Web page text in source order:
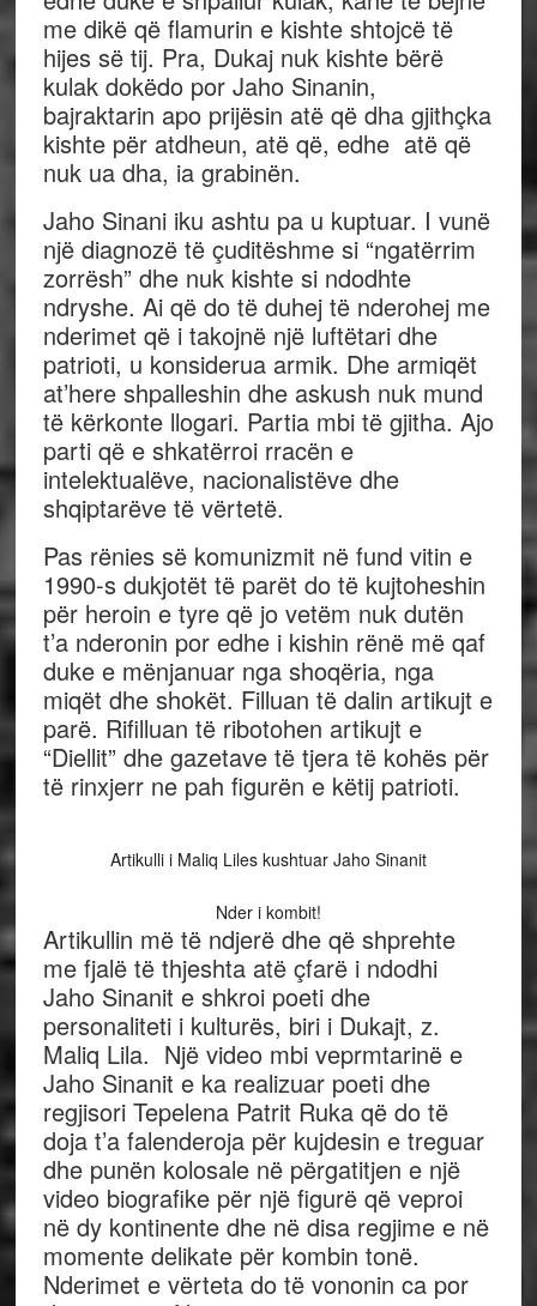
me dikë që flamurin e kishte shtojcë të
hijes së tij. Pra, Dukaj nuk kishte bërë
kulak dokëdo por Jaho Sinanin,
bajraktarin apo prijësin atë që dha gjithçka
kishte për atdheun, atë që, edhe atë që
nuk ua dha, ia grabinën.
Jaho Sinani iku ashtu pa u kuptuar. I vunë
një diagnozë të çuditëshme si “ngatërrim
zorrësh” dhe nuk kishte si ndodhte
ndryshe. Ai që do të duhej të nderohej me
nderimet që i takojnë një luftëtari dhe
patrioti, u konsiderua armik. Dhe armiqët
at’here shpalleshin dhe askush nuk mund
të kërkonte llogari. Partia mbi të gjitha. Ajo
parti që e shkatërroi rracën e
intelektualëve, nacionalistëve dhe
shqiptarëve të vërtetë.
Pas rënies së komunizmit në fund vitin e
1990-s dukjotët të parët do të kujtoheshin
për heroin e tyre që jo vetëm nuk dutën
t’a nderonin por edhe i kishin rënë më qaf
duke e mënjanuar nga shoqëria, nga
miqët dhe shokët. Filluan të dalin artikujt e
parë. Rifilluan të ribotohen artikujt e
“Diellit” dhe gazetave të tjera të kohës për
të rinxjerr ne pah figurën e këtij patrioti.
Artikulli i Maliq Liles kushtuar Jaho Sinanit
Nder i kombit!
Artikullin më të ndjerë dhe që shprehte
me fjalë të thjeshta atë çfarë i ndodhi
Jaho Sinanit e shkroi poeti dhe
personaliteti i kulturës, biri i Dukajt, z.
Maliq Lila. Një video mbi veprmtarinë e
Jaho Sinanit e ka realizuar poeti dhe
regjisori Tepelena Patrit Ruka që do të
doja t’a falenderoja për kujdesin e treguar
dhe punën kolosale në përgatitjen e një
video biografike për një figurë që veproi
në dy kontinente dhe në disa regjime e në
momente delikate për kombin tonë.
Nderimet e vërteta do të vononin ca por